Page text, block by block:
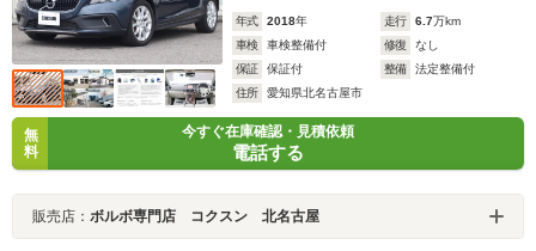
年式 2018年 走行 6.7万km
車検
車検整備付 修復
なし
保証
保証付 整備
法定整備付
住所
愛知県北名古屋市
無
料
今すぐ在庫確認・見積依頼
電話する
販売店： ボルボ専門店 コクスン 北名古屋